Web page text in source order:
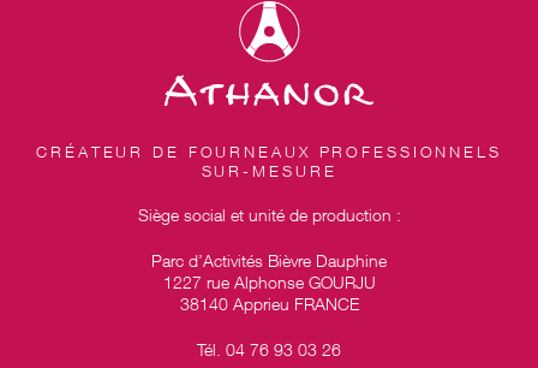
CRÉATEUR DE FOURNEAUX PROFESSIONNELS
SUR-MESURE
Siège social et unité de production :
Parc d’Activités Bièvre Dauphine
1227 rue Alphonse GOURJU
38140 Apprieu FRANCE
Tél. 04 76 93 03 26